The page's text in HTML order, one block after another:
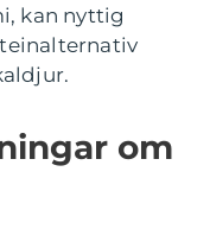
kan nyttig
om